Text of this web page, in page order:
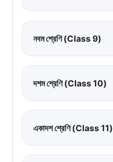
নবম শ্রেণি (Class 9)
দশম শ্রেণি (Class 10)
একাদশ শ্রেণি (Class 11)